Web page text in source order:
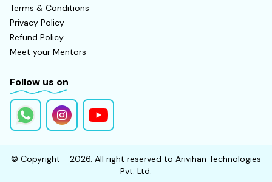
Terms & Conditions
Privacy Policy
Refund Policy
Meet your Mentors
Follow us on
© Copyright - 2026. All right reserved to Arivihan Technologies
Pvt. Ltd.